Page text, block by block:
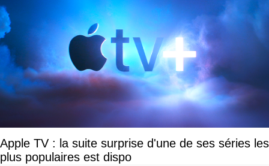
Apple TV : la suite surprise d'une de ses séries les
plus populaires est dispo